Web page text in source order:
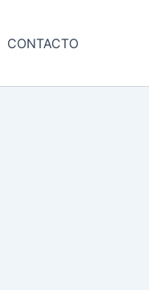
CONTACTO